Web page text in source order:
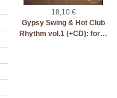
18,10 €
Gypsy Swing & Hot Club
Rhythm vol.1 (+CD): for…